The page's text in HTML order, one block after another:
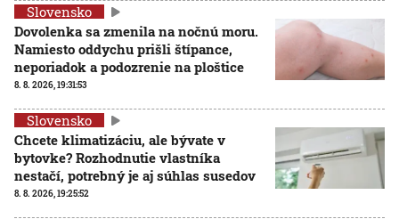
Slovensko
Dovolenka sa zmenila na nočnú moru.
Namiesto oddychu prišli štípance,
neporiadok a podozrenie na ploštice
8. 8. 2026, 19:31:53
Slovensko
Chcete klimatizáciu, ale bývate v
bytovke? Rozhodnutie vlastníka
nestačí, potrebný je aj súhlas susedov
8. 8. 2026, 19:25:52